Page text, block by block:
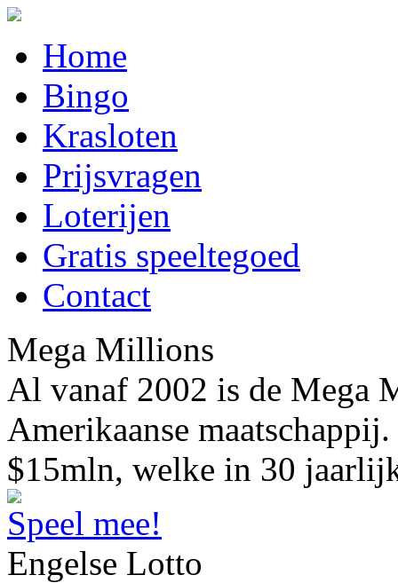
Home
Bingo
Krasloten
Prijsvragen
Loterijen
Gratis speeltegoed
Contact
Mega Millions
Al vanaf 2002 is de Mega
Amerikaanse
$15mln, welke in 30
Speel mee!
Engelse Lotto